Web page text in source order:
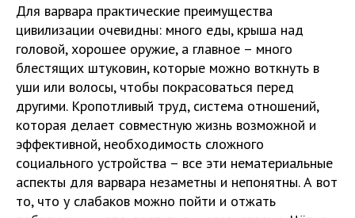
Для варвара практические преимущества
цивилизации очевидны: много еды, крыша над
головой, хорошее оружие, а главное – много
блестящих штуковин, которые можно воткнуть в
уши или волосы, чтобы покрасоваться перед
другими. Кропотливый труд, система отношений,
которая делает совместную жизнь возможной и
эффективной, необходимость сложного
социального устройства – все эти нематериальные
аспекты для варвара незаметны и непонятны. А вот
то, что у слабаков можно пойти и отжать